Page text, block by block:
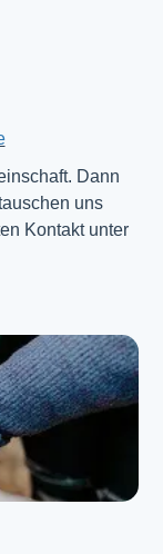
Dann
uns
Kontakt unter